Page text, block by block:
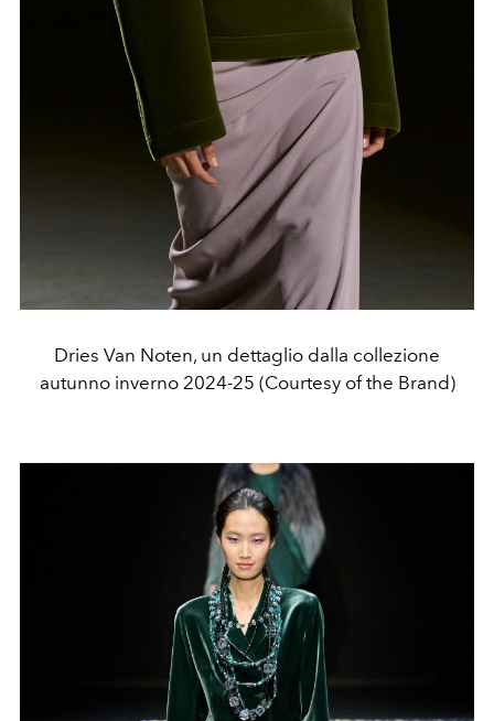
Dries Van Noten, un dettaglio dalla collezione
autunno inverno 2024-25 (Courtesy of the Brand)